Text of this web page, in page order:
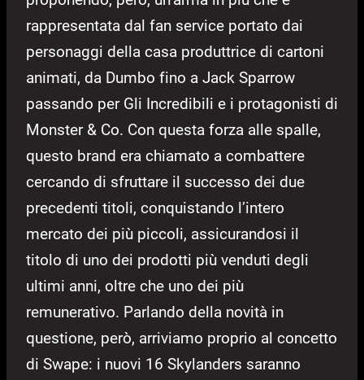
rappresentata dal fan service portato dai
personaggi della casa produttrice di cartoni
animati, da Dumbo fino a Jack Sparrow
passando per Gli Incredibili e i protagonisti di
Monster & Co. Con questa forza alle spalle,
questo brand era chiamato a combattere
cercando di sfruttare il successo dei due
precedenti titoli, conquistando l’intero
mercato dei più piccoli, assicurandosi il
titolo di uno dei prodotti più venduti degli
ultimi anni, oltre che uno dei più
remunerativo. Parlando della novità in
questione, però, arriviamo proprio al concetto
di Swape: i nuovi 16 Skylanders saranno